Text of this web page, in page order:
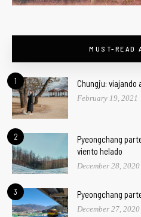
MUST-READ
1 Chungju: viajando
February 19, 2021
2
Pyeongchang
viento helado
December 28, 2020
3 Pyeongchang
December 27, 2020